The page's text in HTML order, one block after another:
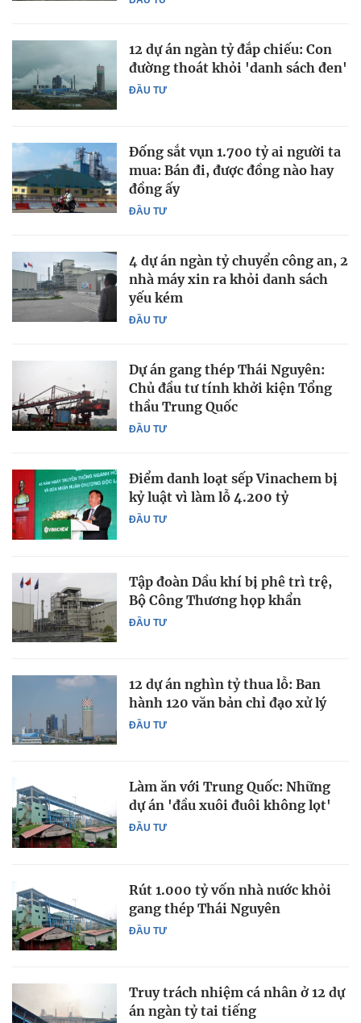
ĐẦU TƯ
12 dự án ngàn tỷ đắp chiếu: Con
đường thoát khỏi 'danh sách đen'
ĐẦU TƯ
Đống sắt vụn 1.700 tỷ ai người ta
mua: Bán đi, được đồng nào hay
đồng ấy
ĐẦU TƯ
4 dự án ngàn tỷ chuyển công an, 2
nhà máy xin ra khỏi danh sách
yếu kém
ĐẦU TƯ
Dự án gang thép Thái Nguyên:
Chủ đầu tư tính khởi kiện Tổng
thầu Trung Quốc
ĐẦU TƯ
Điểm danh loạt sếp Vinachem bị
kỷ luật vì làm lỗ 4.200 tỷ
ĐẦU TƯ
Tập đoàn Dầu khí bị phê trì trệ,
Bộ Công Thương họp khẩn
ĐẦU TƯ
12 dự án nghìn tỷ thua lỗ: Ban
hành 120 văn bản chỉ đạo xử lý
ĐẦU TƯ
Làm ăn với Trung Quốc: Những
dự án 'đầu xuôi đuôi không lọt'
ĐẦU TƯ
Rút 1.000 tỷ vốn nhà nước khỏi
gang thép Thái Nguyên
Truy trách nhiệm cá nhân ở 12 dự
án ngàn tỷ tai tiếng